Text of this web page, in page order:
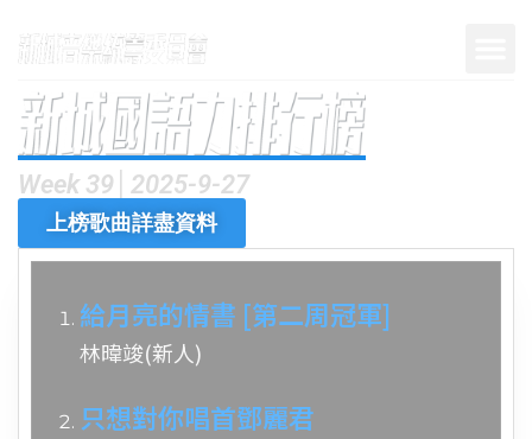
Week 39│2025-9-27
上榜歌曲詳盡資料
給月亮的情書 [第二周冠軍]
林暐竣(新人)
只想對你唱首鄧麗君